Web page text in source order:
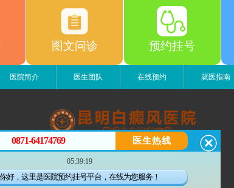
图文问诊 预约挂号
医院简介 医生团队 在线预约 就医指南
昆明白癜风医院
昆明市五华区护国路2号
版权所有：昆明白癜风医院
联系电话：0871-64174769
0871-64174769 医生热线
05:39:19
你好，这里是医院预约挂号平台，在线为您服务！